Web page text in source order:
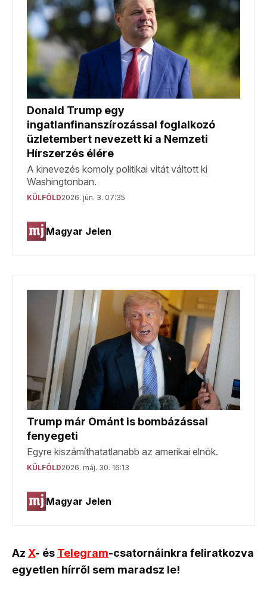
Az X- és Telegram-csatornáinkra feliratkozva
egyetlen hírről sem maradsz le!